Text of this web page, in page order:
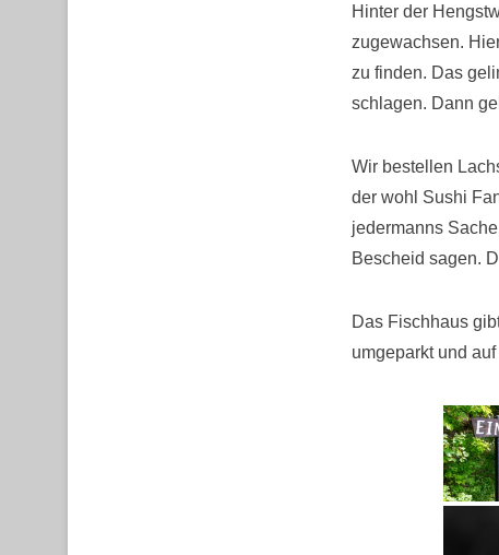
Hinter der
zugewachsen.
zu finden. Das
schlagen. Dann
Wir bestellen
der wohl Sushi
jedermanns
Bescheid sagen.
Das Fischhaus
umgeparkt und